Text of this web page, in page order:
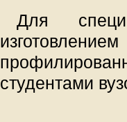
Для
изготовлением
студентами